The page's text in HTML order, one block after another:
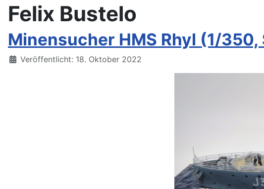
Felix Bustelo
Minensucher HMS Rhyl (1/
Details
Veröffentlicht: 18. Oktober 2022